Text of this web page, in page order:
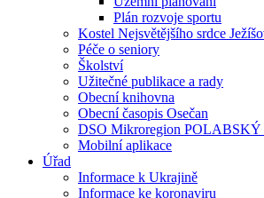
Plán rozvoje sportu
Kostel Nejsvětějšího srdce
Péče o seniory
Školství
Užitečné publikace a rady
Obecní knihovna
Obecní časopis Osečan
DSO Mikroregion
Mobilní aplikace
Úřad
Informace k Ukrajině
Informace ke koronaviru